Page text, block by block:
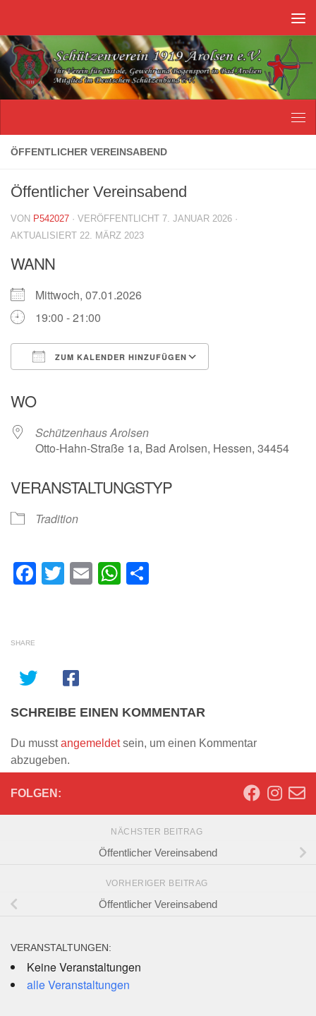
ÖFFENTLICHER VEREINSABEND
Öffentlicher Vereinsabend
VON P542027 · VERÖFFENTLICHT 7. JANUAR 2026 ·
AKTUALISIERT 22. MÄRZ 2023
WANN
Mittwoch, 07.01.2026
19:00 - 21:00
ZUM KALENDER HINZUFÜGEN
WO
Schützenhaus Arolsen
Otto-Hahn-Straße 1a, Bad Arolsen, Hessen, 34454
VERANSTALTUNGSTYP
Tradition
Facebook
Twitter
EmailWhatsApp
SHARE
SCHREIBE EINEN KOMMENTAR
Du musstangemeldetsein, um einen Kommentar
abzugeben.
FOLGEN:
NÄCHSTER BEITRAG
Öffentlicher Vereinsabend
VORHERIGER BEITRAG
Öffentlicher Vereinsabend
VERANSTALTUNGEN:
Keine Veranstaltungen
alle Veranstaltungen